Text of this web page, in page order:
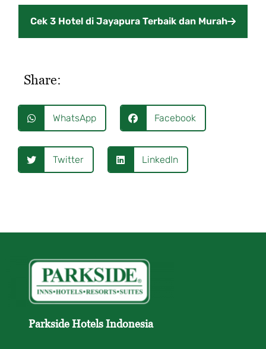
Cek 3 Hotel di Jayapura Terbaik dan Murah
Share:
WhatsApp Facebook
Twitter LinkedIn
Parkside Hotels Indonesia